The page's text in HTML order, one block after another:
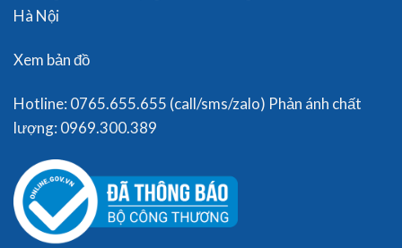
Hà Nội
Xem bản đồ
Hotline: 0765.655.655 (call/sms/zalo) Phản ánh chất
lượng: 0969.300.389